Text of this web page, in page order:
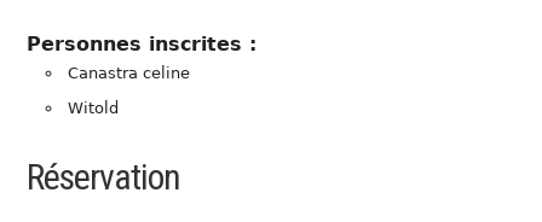
Personnes inscrites :
Canastra celine
Witold
Réservation